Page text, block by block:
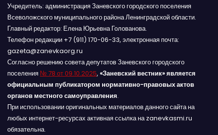
Учредитель: администрация Заневского городского поселения
Всеволожского муниципального района Ленинградской области.
Главный редактор: Елена Юрьевна Голованова.
Телефон редакции +7 (911) 170-06-33, электронная почта:
gazeta@zanevkaorg.ru
Согласно решению совета депутатов Заневского городского
поселения № 78 от 09.10.2025, «Заневский вестник» является
официальным публикатором нормативно-правовых актов
органов местного самоуправления.
При использовании оригинальных материалов данного сайта на
любых интернет-ресурсах активная ссылка на zanevkasmi.ru
обязательна.